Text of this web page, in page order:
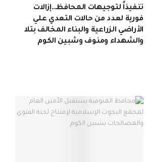
تنفيذاً لتوجيهات المحافظ…إزالات
فورية لعدد من حالات التعدي علي
الأراضي الزراعية والبناء المخالف بتلا
والشهداء ومنوف وشبين الكوم